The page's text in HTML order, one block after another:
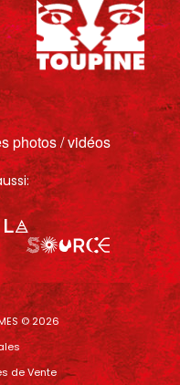
photos / vidéos
© 2026
de Vente